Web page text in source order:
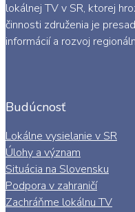
lokálnej TV v SR, ktorej
činnosti združenia je
informácií a rozvoj
Budúcnosť
Lokálne vysielanie v SR
Úlohy a význam
Situácia na Slovensku
Podpora v zahraničí
Zachráňme lokálnu TV